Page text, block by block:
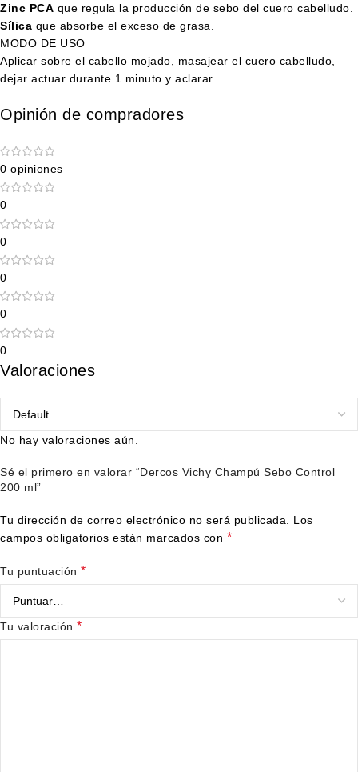
Zinc PCA que regula la producción de sebo del cuero cabelludo.
Sílica que absorbe el exceso de grasa.
MODO DE USO
Aplicar sobre el cabello mojado, masajear el cuero cabelludo,
dejar actuar durante 1 minuto y aclarar.
Opinión de compradores
0 opiniones
0
0
0
0
0
Valoraciones
No hay valoraciones aún.
Sé el primero en valorar “Dercos Vichy Champú Sebo Control
200 ml”
Tu dirección de correo electrónico no será publicada.
Los
campos obligatorios están marcados con *
Tu puntuación *
Tu valoración *